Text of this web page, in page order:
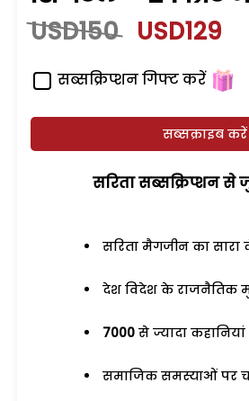
USD150 USD129
सब्सक्रिप्शन गिफ्ट करें
सब्सक्राइब करें
सरिता सब्सक्रिप्शन से
सरिता मैगजीन का सारा
देश विदेश के राजनैतिक
7000 से ज्यादा कहानियां
समाजिक समस्याओं पर